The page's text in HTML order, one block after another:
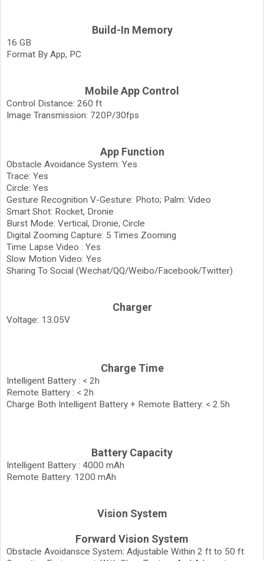
Build-In Memory
16 GB
Format By App, PC
Mobile App Control
Control Distance: 260 ft
Image Transmission: 720P/30fps
App Function
Obstacle Avoidance System: Yes
Trace: Yes
Circle: Yes
Gesture Recognition V-Gesture: Photo; Palm: Video
Smart Shot: Rocket, Dronie
Burst Mode: Vertical, Dronie, Circle
Digital Zooming Capture: 5 Times Zooming
Time Lapse Video : Yes
Slow Motion Video: Yes
Sharing To Social (Wechat/QQ/Weibo/Facebook/Twitter)
Charger
Voltage: 13.05V
Charge Time
Intelligent Battery : < 2h
Remote Battery : < 2h
Charge Both Intelligent Battery + Remote Battery: < 2.5h
Battery Capacity
Intelligent Battery : 4000 mAh
Remote Battery: 1200 mAh
Vision System
Forward Vision System
Obstacle Avoidansce System: Adjustable Within 2 ft to 50 ft